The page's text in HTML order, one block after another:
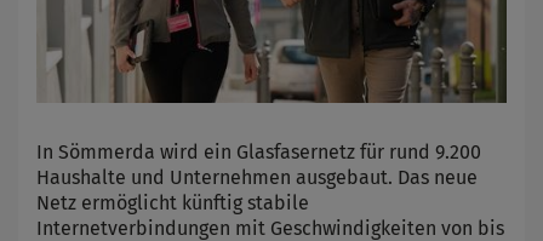
In Sömmerda wird ein Glasfasernetz für rund 9.200
Haushalte und Unternehmen ausgebaut. Das neue
Netz ermöglicht künftig stabile
Internetverbindungen mit Geschwindigkeiten von bis